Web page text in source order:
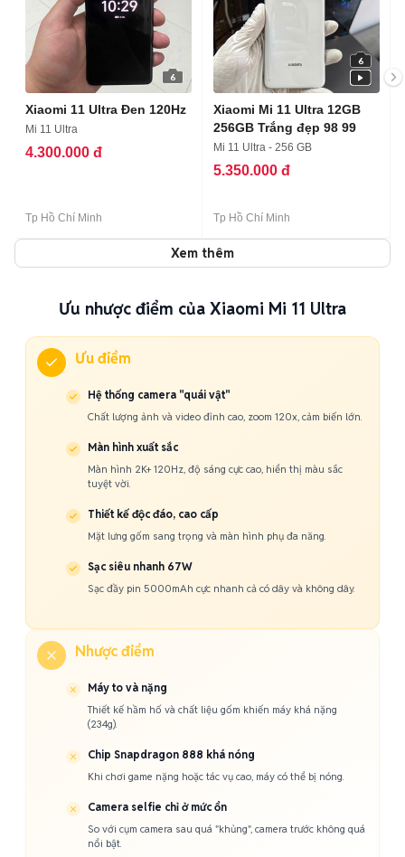
6
Xiaomi 11 Ultra Đen 120Hz
Mi 11 Ultra
4.300.000 đ
Tp Hồ Chí Minh
6
Xiaomi Mi 11 Ultra 12GB
256GB Trắng đẹp 98 99
Mi 11 Ultra - 256 GB
5.350.000 đ
Tp Hồ Chí Minh
Xem thêm
Ưu nhược điểm của Xiaomi Mi 11 Ultra
Ưu điểm
Hệ thống camera "quái vật"
Chất lượng ảnh và video đỉnh cao, zoom 120x, cảm biến lớn.
Màn hình xuất sắc
Màn hình 2K+ 120Hz, độ sáng cực cao, hiển thị màu sắc
tuyệt vời.
Thiết kế độc đáo, cao cấp
Mặt lưng gốm sang trọng và màn hình phụ đa năng.
Sạc siêu nhanh 67W
Sạc đầy pin 5000mAh cực nhanh cả có dây và không dây.
Nhược điểm
Máy to và nặng
Thiết kế hầm hố và chất liệu gốm khiến máy khá nặng
(234g).
Chip Snapdragon 888 khá nóng
Khi chơi game nặng hoặc tác vụ cao, máy có thể bị nóng.
Camera selfie chỉ ở mức ổn
So với cụm camera sau quá "khủng", camera trước không quá
nổi bật.